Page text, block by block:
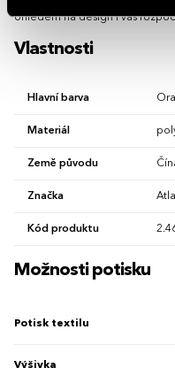
ohledem na design i váš
Vlastnosti
Hlavní barva
Materiál
Země původu
Značka
Kód produktu
Možnosti potisku
Potisk textilu
Výšivka